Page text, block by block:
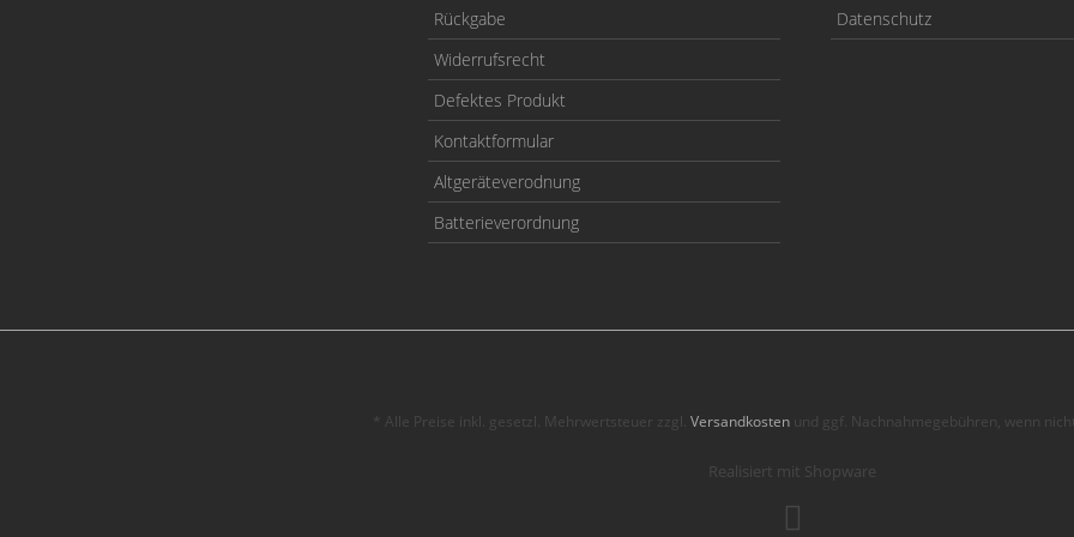
Rückgabe
Widerrufsrecht
Defektes Produkt
Kontaktformular
Altgeräteverodnung
Batterieverordnung
Datenschutz
* Alle Preise inkl. gesetzl. Mehrwertsteuer zzgl. Versandkostenund ggf. Nachnahmegebühren, wenn
Realisiert mit Shopware